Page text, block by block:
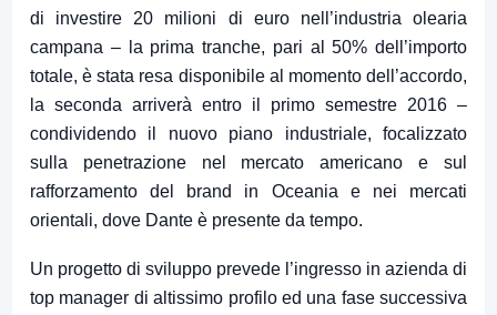
di investire 20 milioni di euro nell’industria olearia
campana – la prima tranche, pari al 50% dell’importo
totale, è stata resa disponibile al momento dell’accordo,
la seconda arriverà entro il primo semestre 2016 –
condividendo il nuovo piano industriale, focalizzato
sulla penetrazione nel mercato americano e sul
rafforzamento del brand in Oceania e nei mercati
orientali, dove Dante è presente da tempo.
Un progetto di sviluppo prevede l’ingresso in azienda di
top manager di altissimo profilo ed una fase successiva